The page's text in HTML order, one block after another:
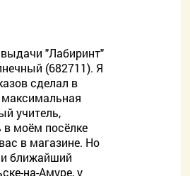
"Лабиринт"
(682711). Я
сделал в
учитель,
в моём посёлке
в магазине. Но
ближайший
на-Амуре, у